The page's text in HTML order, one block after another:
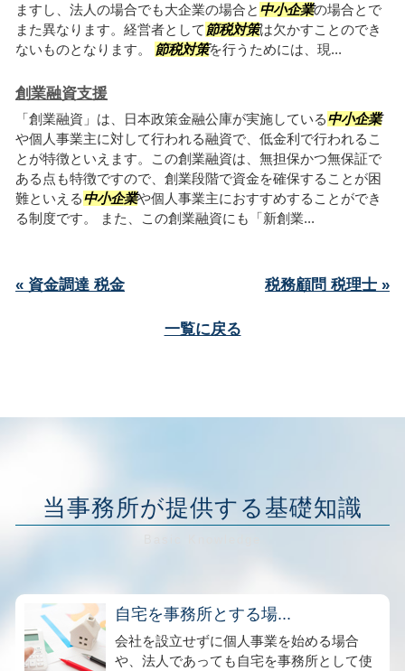
ますし、法人の場合でも大企業の場合と 中小企業の場合とで
また異なります。経営者として 節税対策は欠かすことのでき
ないものとなります。
節税対策を行うためには、現...
創業融資支援
「創業融資」は、日本政策金融公庫が実施している中小企業
や個人事業主に対して行われる融資で、低金利で行われるこ
とが特徴といえます。この創業融資は、無担保かつ無保証で
ある点も特徴ですので、創業段階で資金を確保することが困
難といえる中小企業や個人事業主におすすめすることができ
る制度です。 また、この創業融資にも「新創業...
« 資金調達 税金 税務顧問 税理士 »
一覧に戻る
当事務所が提供する基礎知識
自宅を事務所とする場...
会社を設立せずに個人事業を始める場合
や、法人であっても自宅を事務所として使